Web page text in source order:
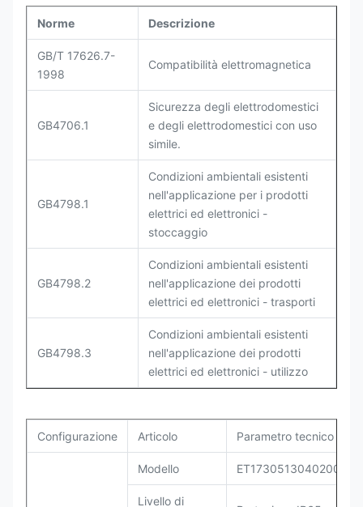
Norme Descrizione
GB/T 17626.7-
1998
Compatibilità elettromagnetica
GB4706.1
Sicurezza degli elettrodomestici
e degli elettrodomestici con uso
simile.
GB4798.1
Condizioni ambientali esistenti
nell'applicazione per i prodotti
elettrici ed elettronici -
stoccaggio
GB4798.2
Condizioni ambientali esistenti
nell'applicazione dei prodotti
elettrici ed elettronici - trasporti
GB4798.3
Condizioni ambientali esistenti
nell'applicazione dei prodotti
elettrici ed elettronici - utilizzo
Configurazione Articolo Parametro tecnico
Modello ET1730513040200
Livello di